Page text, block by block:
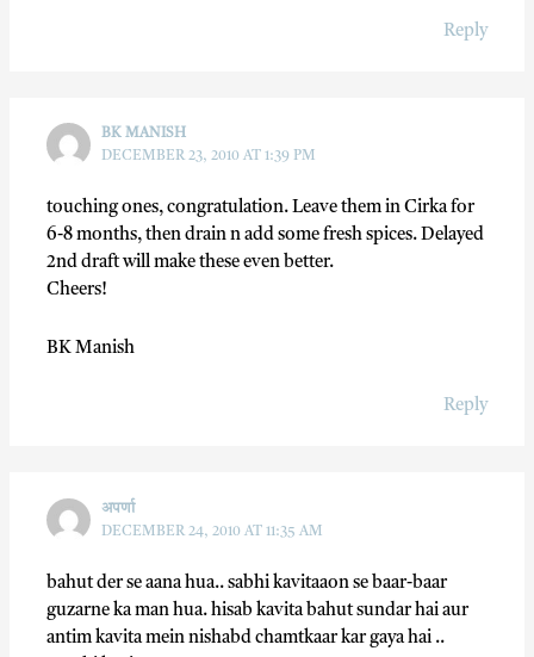
Reply
BK MANISH
DECEMBER 23, 2010 AT 1:39 PM
touching ones, congratulation. Leave them in Cirka for
6-8 months, then drain n add some fresh spices. Delayed
2nd draft will make these even better.
Cheers!
BK Manish
Reply
अपर्णा
DECEMBER 24, 2010 AT 11:35 AM
bahut der se aana hua.. sabhi kavitaaon se baar-baar
guzarne ka man hua. hisab kavita bahut sundar hai aur
antim kavita mein nishabd chamtkaar kar gaya hai ..